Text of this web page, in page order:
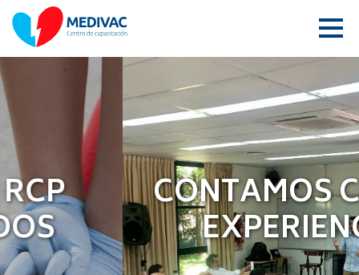
CONTAMOS CON LA
EXPERIENCIA